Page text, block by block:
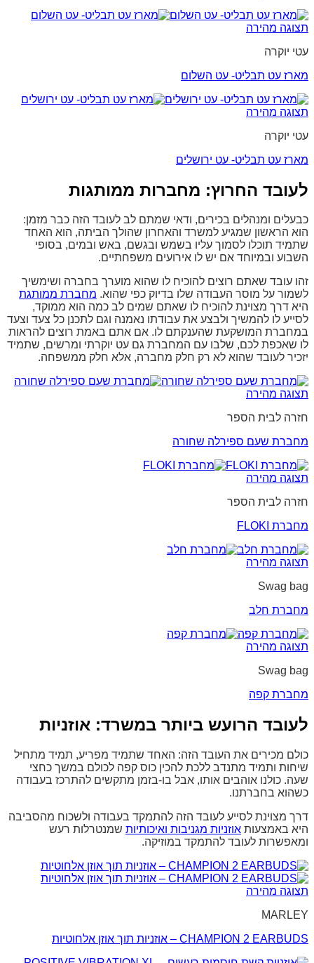
תצוגה מהירה
עטי יוקרה
מארז עט תבליט- עט השלום
תצוגה מהירה
עטי יוקרה
מארז עט תבליט- עט ירושלים
לעובד החרוץ: מחברות ממותגות
כבעלים ומנהלים בכירים, ודאי שמתם לב לעובד הזה כבר מזמן:
הוא הראשון שמגיע למשרד והאחרון שהולך הביתה, הוא האחד
שתמיד תוכלו לסמוך עליו בשמש ובגשם, באש ובמים, בסופי
השבוע ובמיוחד אם יש לו אירועים משפחתיים.
זהו עובד שאתם רוצים להוכיח לו שהוא מוערך בחברה ושימשיך
לשמור על מוסר העבודה שלו בדיוק כפי שהוא. מחברת ממותגת
היא דרך מצוינת להוכיח לו שאתם שמים לב כמה הוא ממוקד,
לסייע לו להמשיך ולבצע את עבודתו נאמנה וגם לתכנן כל צעד וצעד
במחברת המושקעת שהענקתם לו. אם אתם באמת רוצים להראות
לו שאכפת לכם, שלבו עם המחברת גם עט יוקרתי ומרשים, שתמיד
יזכיר לעובד שהוא לא רק חלק מחברה, אלא חלק ממשפחה.
תצוגה מהירה
חזרה לבית הספר
מחברת שעם ספירלה שחורה
תצוגה מהירה
חזרה לבית הספר
מחברת FLOKI
תצוגה מהירה
Swag bag
מחברת חלב
תצוגה מהירה
Swag bag
מחברת קפה
לעובד הרועש ביותר במשרד: אוזניות
כולם מכירים את העובד הזה: האחד שתמיד מפריע, תמיד מתחיל
שיחות ותמיד מתנדב ללכת להכין כוס קפה לכולם במשך כחצי
שעה. כולנו אוהבים אותו, אבל בו-בזמן מתקשים להתרכז בעבודה
כשהוא בחברתנו.
דרך מצוינת לסייע לעובד הזה להתמקד בעבודה ולשכוח מהסביבה
היא באמצעות אוזניות מגניבות ואיכותיות שמנטרלות רעש
ומאפשרות לעובד להתמקד במוזיקה.
תצוגה מהירה
MARLEY
CHAMPION 2 EARBUDS – אוזניות תוך אוזן אלחוטיות